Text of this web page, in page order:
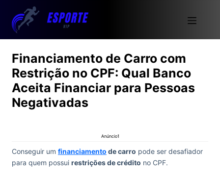
Financiamento de Carro com
Restrição no CPF: Qual Banco
Aceita Financiar para Pessoas
Negativadas
Anúncio1
Conseguir um financiamento de carro pode ser desafiador
para quem possui restrições de crédito no CPF.